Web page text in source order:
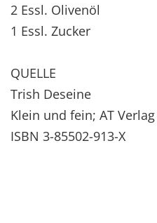
2 Essl. Olivenöl
1 Essl. Zucker
QUELLE
Trish Deseine
Klein und fein; AT Verlag
ISBN 3-85502-913-X